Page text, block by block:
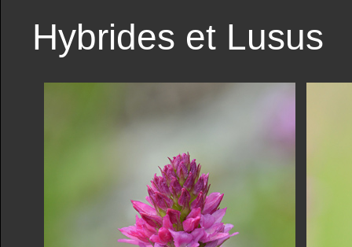
Hybrides et Lusus